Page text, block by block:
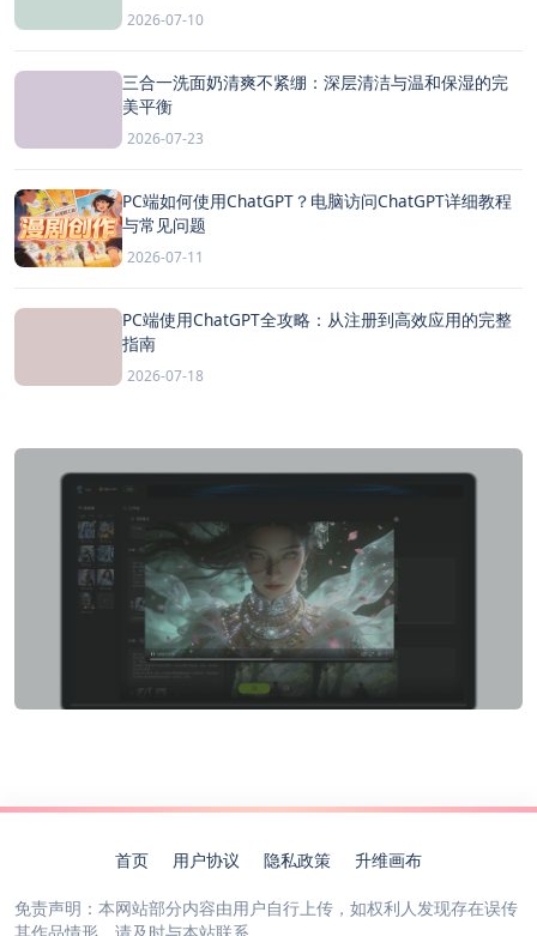
2026-07-10
三合一洗面奶清爽不紧绷：深层清洁与温和保湿的完
美平衡
2026-07-23
PC端如何使用ChatGPT？电脑访问ChatGPT详细教程
与常见问题
2026-07-11
PC端使用ChatGPT全攻略：从注册到高效应用的完整
指南
2026-07-18
首页 用户协议 隐私政策 升维画布
免责声明：本网站部分内容由用户自行上传，如权利人发现存在误传